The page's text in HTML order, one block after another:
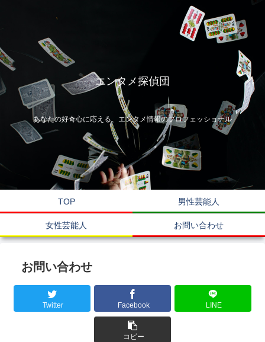
エンタメ探偵団
あなたの好奇心に応える、エンタメ情報のプロフェッショナル
TOP 男性芸能人
女性芸能人 お問い合わせ
お問い合わせ
Twitter Facebook LINE
コピー